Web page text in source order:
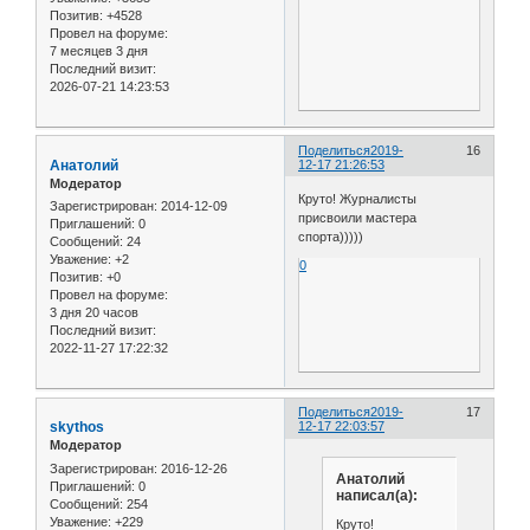
Позитив: +4528
Провел на форуме:
7 месяцев 3 дня
Последний визит:
2026-07-21 14:23:53
Поделиться 16
2019-
12-17 21:26:53
Анатолий
Модератор
Зарегистрирован: 2014-12-09
Приглашений: 0
Сообщений: 24
Уважение: +2
Позитив: +0
Провел на форуме:
3 дня 20 часов
Последний визит:
2022-11-27 17:22:32
Круто! Журналисты
присвоили мастера
спорта)))))
0
Поделиться 17
2019-
12-17 22:03:57
skythos
Модератор
Зарегистрирован: 2016-12-26
Приглашений: 0
Сообщений: 254
Уважение: +229
Анатолий
написал(а):
Круто!